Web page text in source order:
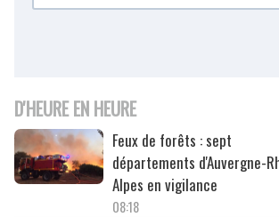
D'HEURE EN HEURE
Feux de forêts : sept
départements d'Auvergne-
Alpes en vigilance
08:18